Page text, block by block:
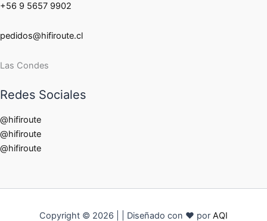
+56 9 5657 9902
pedidos@hifiroute.cl
Las Condes
Redes Sociales
@hifiroute
@hifiroute
@hifiroute
Copyright © 2026 | | Diseñado con ❤ por AQI